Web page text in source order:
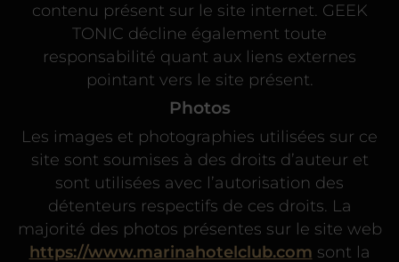
contenu présent sur le site internet. GEEK
TONIC décline également toute
responsabilité quant aux liens externes
pointant vers le site présent.
Photos
Les images et photographies utilisées sur ce
site sont soumises à des droits d’auteur et
sont utilisées avec l’autorisation des
détenteurs respectifs de ces droits. La
majorité des photos présentes sur le site web
https://www.marinahotelclub.com sont la